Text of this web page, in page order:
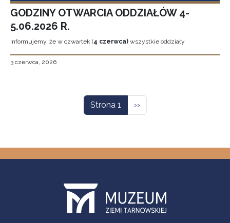
GODZINY OTWARCIA ODDZIAŁÓW 4-
5.06.2026 R.
Informujemy, że w czwartek (4 czerwca) wszystkie oddziały
3 czerwca, 2026
Strona 1 Następna strona
››